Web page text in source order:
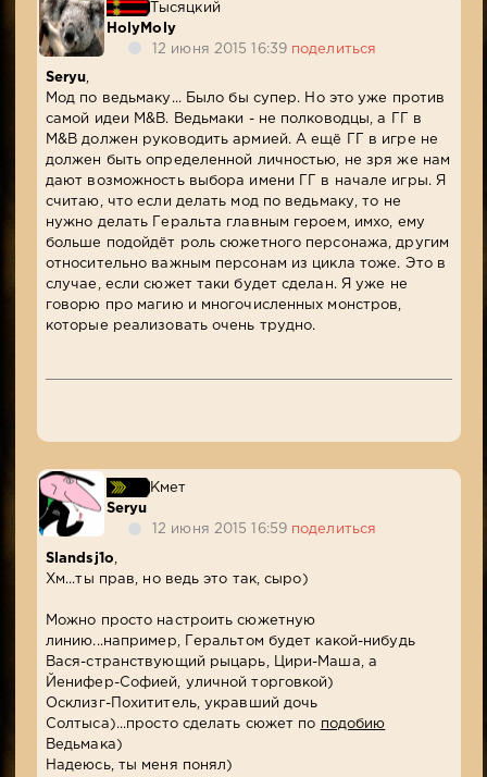
Тысяцкий
HolyMoly
12 июня 2015 16:39 поделиться
Seryu,
Мод по ведьмаку... Было бы супер. Но это уже против
самой идеи M&B. Ведьмаки - не полководцы, а ГГ в
M&B должен руководить армией. А ещё ГГ в игре не
должен быть определенной личностью, не зря же нам
дают возможность выбора имени ГГ в начале игры. Я
считаю, что если делать мод по ведьмаку, то не
нужно делать Геральта главным героем, имхо, ему
больше подойдёт роль сюжетного персонажа, другим
относительно важным персонам из цикла тоже. Это в
случае, если сюжет таки будет сделан. Я уже не
говорю про магию и многочисленных монстров,
которые реализовать очень трудно.
Кмет
Seryu
12 июня 2015 16:59 поделиться
Slandsj1o
Хм...ты прав, но ведь это так, сыро)
Можно просто настроить сюжетную
линию...например, Геральтом будет какой-нибудь
Вася-странствующий рыцарь, Цири-Маша, а
Йенифер-Софией, уличной торговкой)
Осклизг-Похититель, укравший дочь
Солтыса)...просто сделать сюжет по подобию
Ведьмака)
Надеюсь, ты меня понял)